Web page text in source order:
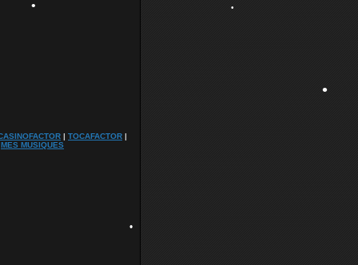
| TOCAFACTOR |
MES MUSIQUES